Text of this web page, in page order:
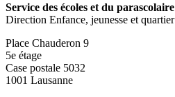
Service des écoles et du parascolaire
Direction Enfance, jeunesse et quartier
Place Chauderon 9
5e étage
Case postale 5032
1001 Lausanne